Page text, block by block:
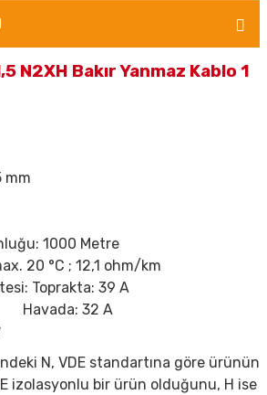
N2XH Bakır Yanmaz Kablo 1
mm
1000 Metre
20 °C ; 12,1 ohm/km
Toprakta: 39 A
32 A
N, VDE standartına göre ürünün
izolasyonlu bir ürün olduğunu, H ise